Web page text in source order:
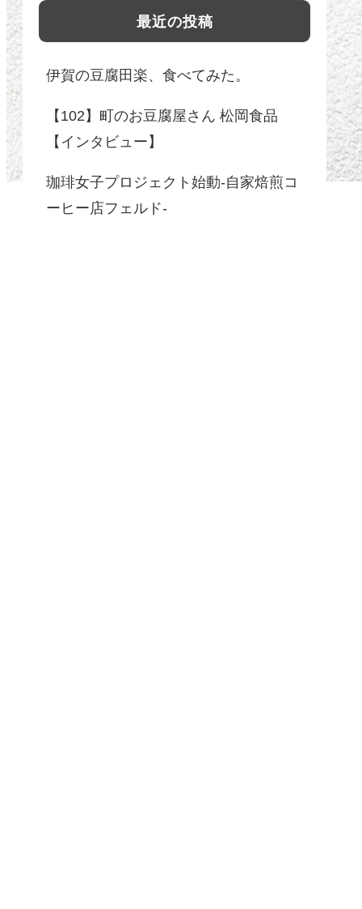
最近の投稿
伊賀の豆腐田楽、食べてみた。
【102】町のお豆腐屋さん 松岡食品
【インタビュー】
珈琲女子プロジェクト始動-自家焙煎コ
ーヒー店フェルド-